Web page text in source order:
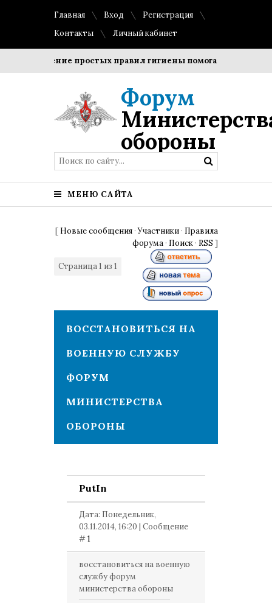
Главная Вход
Регистрация
Контакты
Личный кабинет
Соблюдение простых правил гигиены помогает
Форум
обороны
МЕНЮ САЙТА
[ Новые сообщения ·Участники · Правила
форума · Поиск · RSS ]
Страница1 из 1
ВОССТАНОВИТЬСЯ НА
ВОЕННУЮ СЛУЖБУ
ФОРУМ
МИНИСТЕРСТВА
ОБОРОНЫ
PutIn
Дата: Понедельник,
03.11.2014, 16:20 | Сообщение
#1
восстановиться на военную
службу форум
министерства обороны